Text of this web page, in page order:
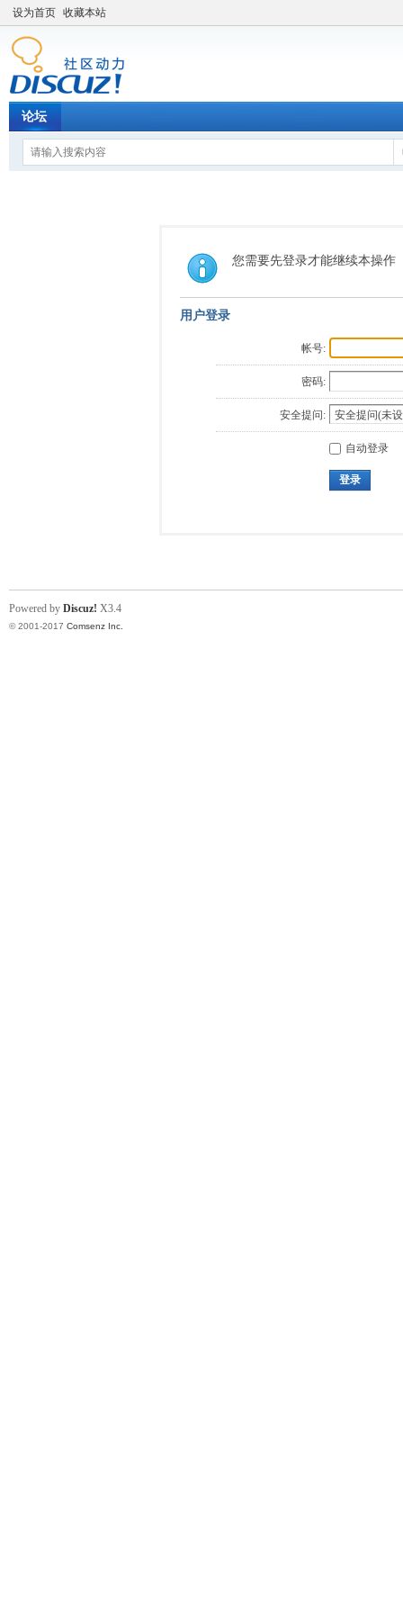
设为首页 收藏本站
论坛
您需要先登录才能继续本操作
用户登录
帐号:
密码:
安全提问:
自动登录
登录
Powered by Discuz! X3.4
© 2001-2017 Comsenz Inc.